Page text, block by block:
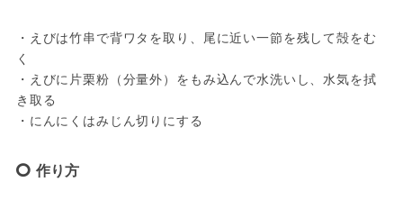
・えびは竹串で背ワタを取り、尾に近い一節を残して殻をむ
く
・えびに片栗粉（分量外）をもみ込んで水洗いし、水気を拭
き取る
・にんにくはみじん切りにする
作り方